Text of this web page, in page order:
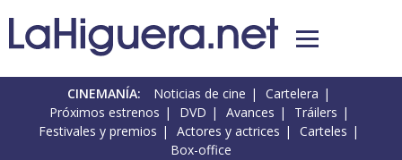
CINEMANÍA: Noticias de cine
Cartelera
Próximos estrenos
DVD Avances
Tráilers
Festivales y premios
Actores y actrices
Carteles
Box-office